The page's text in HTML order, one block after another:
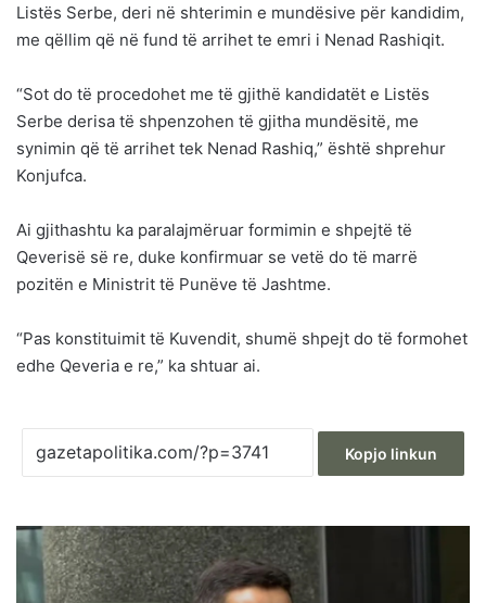
Listës Serbe, deri në shterimin e mundësive për kandidim,
me qëllim që në fund të arrihet te emri i Nenad Rashiqit.
“Sot do të procedohet me të gjithë kandidatët e Listës
Serbe derisa të shpenzohen të gjitha mundësitë, me
synimin që të arrihet tek Nenad Rashiq,” është shprehur
Konjufca.
Ai gjithashtu ka paralajmëruar formimin e shpejtë të
Qeverisë së re, duke konfirmuar se vetë do të marrë
pozitën e Ministrit të Punëve të Jashtme.
“Pas konstituimit të Kuvendit, shumë shpejt do të formohet
edhe Qeveria e re,” ka shtuar ai.
Kopjo linkun